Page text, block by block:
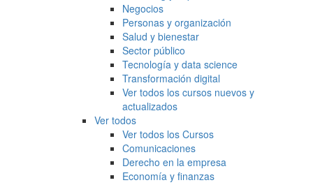
Negocios
Personas y organización
Salud y bienestar
Sector público
Tecnología y data science
Transformación digital
Ver todos los cursos nuevos y
actualizados
Ver todos
Ver todos los Cursos
Comunicaciones
Derecho en la empresa
Economía y finanzas